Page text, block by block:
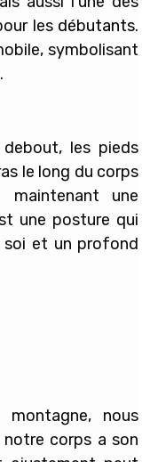
les débutants.
symbolisant
les pieds
le long du corps
une
une posture qui
soi et un profond
nous
corps a son